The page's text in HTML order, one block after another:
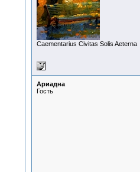
Сaementarius Civitas Solis Aeterna
Ариадна
Гость